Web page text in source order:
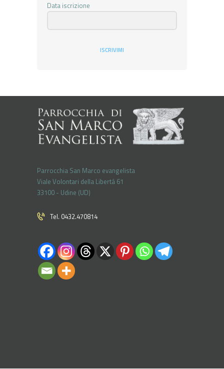
Data iscrizione
ISCRIVIMI
Parrocchia San Marco evangelista
Viale Volontari della Libertá 61
33100 - Udine (UD)
Tel. 0432.470814